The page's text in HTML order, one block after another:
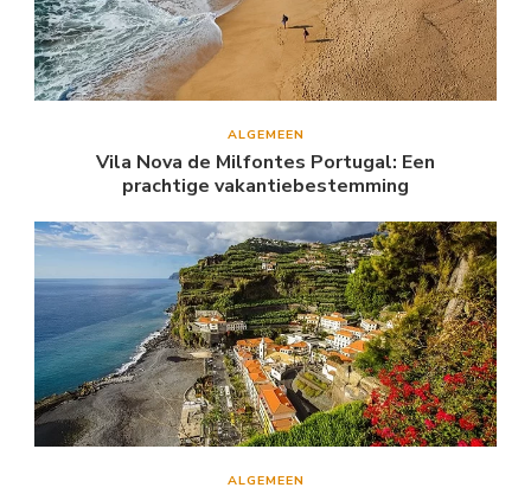
ALGEMEEN
Vila Nova de Milfontes Portugal: Een
prachtige vakantiebestemming
ALGEMEEN